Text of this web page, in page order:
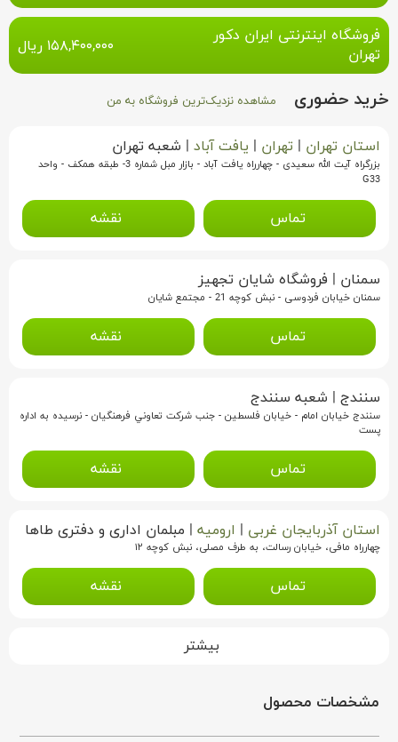
فروشگاه اینترنتی ایران دکور
تهران
۱۵۸,۴۰۰,۰۰۰ ریال
خرید حضوری مشاهده نزدیک‌ترین فروشگاه به من
استان تهران | تهران | یافت آباد | شعبه تهران
بزرگراه آیت الله سعیدی - چهارراه یافت آباد - بازار مبل شماره 3- طبقه همکف - واحد
G33
تماس نقشه
سمنان | فروشگاه شایان تجهیز
سمنان خیابان فردوسی - نبش کوچه 21 - مجتمع شایان
تماس نقشه
سنندج | شعبه سنندج
سنندج خيابان امام - خيابان فلسطين - جنب شرکت تعاوني فرهنگيان - نرسيده به اداره
پست
تماس نقشه
استان آذربایجان غربی | ارومیه | مبلمان اداری و دفتری طاها
چهار‌راه مافی، خیابان رسالت، به طرف مصلی، نبش کوچه ۱۲
تماس نقشه
بیشتر
مشخصات محصول